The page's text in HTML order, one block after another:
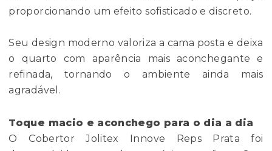
proporcionando um efeito sofisticado e discreto.
Seu design moderno valoriza a cama posta e deixa
o quarto com aparência mais aconchegante e
refinada, tornando o ambiente ainda mais
agradável.
Toque macio e aconchego para o dia a dia
O Cobertor Jolitex Innove Reps Prata foi